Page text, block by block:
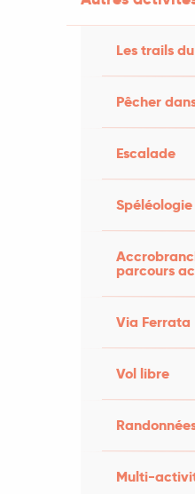
Les trails
Pêcher
Escalade
Spéléologie
parcours
Via Ferrata
Vol libre
Multi-
du linge de toilette